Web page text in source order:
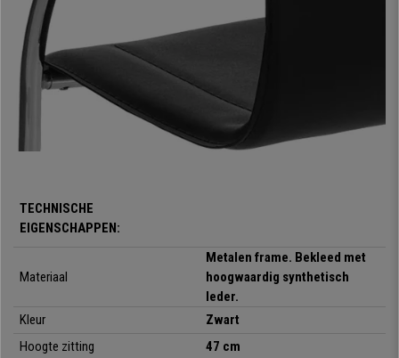
Comfort, design en kwaliteit, wat wilt u nog meer?
niet toe te voegen aan uw winkelwagen tijdens uw bestelling, u zult er
geen spijt van krijgen! Bij bureaustoelpro bieden wij bureaustoelen aan
tegen de beste prijs en met de beste service en garantie.
• Gewatteerde zitting en rugleuning
• Aantrekkelijk, modern ontwerp
TECHNISCHE
EIGENSCHAPPEN:
Materiaal
Metalen frame. Bekleed met
hoogwaardig synthetisch
leder.
Kleur
Zwart
Hoogte zitting
47 cm